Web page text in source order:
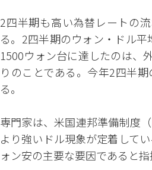
2四半期も高い為替レートの
る。2四半期のウォン・ドル
1500ウォン台に達したのは、
りのことである。今年2四半
る。
専門家は、米国連邦準備制度
より強いドル現象が定着して
ォン安の主要な要因であると指